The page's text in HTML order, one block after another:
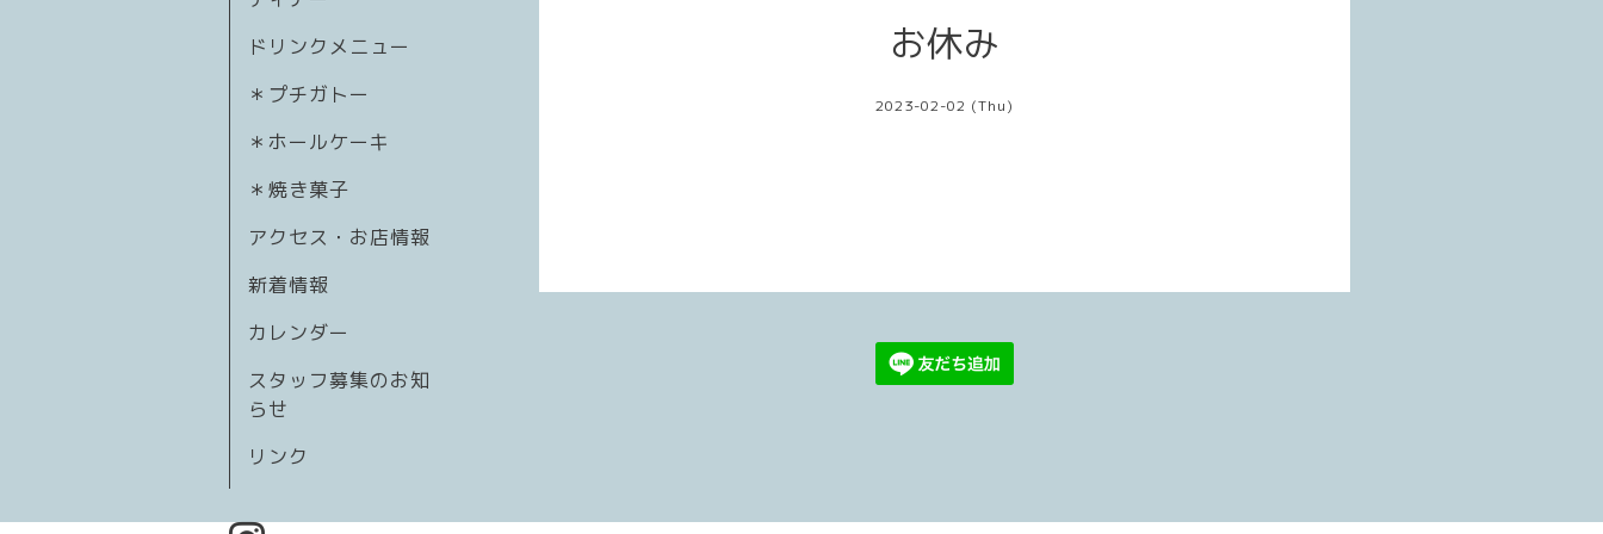
ドリンクメニュー
＊プチガトー
＊ホールケーキ
＊焼き菓子
アクセス・お店情報
新着情報
カレンダー
スタッフ募集のお知
らせ
リンク
お休み
2023-02-02 (Thu)